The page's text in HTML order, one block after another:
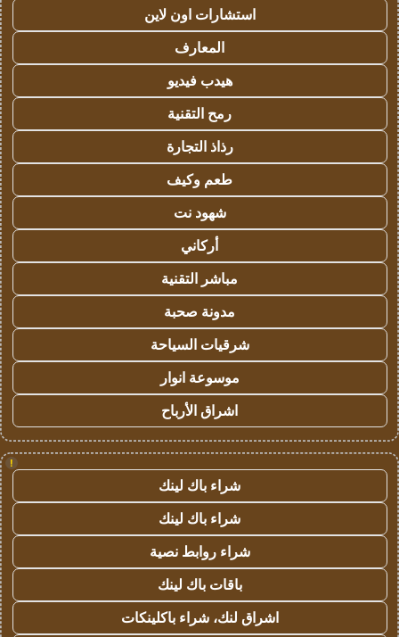
استشارات اون لاين
المعارف
هيدب فيديو
رمح التقنية
رذاذ التجارة
طعم وكيف
شهود نت
أركاني
مباشر التقنية
مدونة صحبة
شرقيات السياحة
موسوعة انوار
اشراق الأرباح
!
شراء باك لينك
شراء باك لينك
شراء روابط نصية
باقات باك لينك
اشراق لنك، شراء باكلينكات